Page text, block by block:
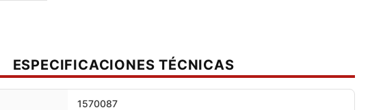
ESPECIFICACIONES TÉCNICAS
1570087